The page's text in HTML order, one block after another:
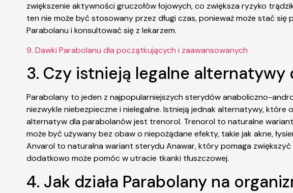
zwiększenie aktywności gruczołów łojowych, co zwiększa ryzyko
ten nie może być stosowany przez długi czas, ponieważ może stać
Parabolanu i konsultować się z lekarzem.
9. Dawki Parabolanu dla początkujących i zaawansowanych
3. Czy istnieją legalne alternatywy
Parabolany to jeden z najpopularniejszych sterydów anaboliczno-
niezwykle niebezpieczne i nielegalne. Istnieją jednak alternatywy,
alternatyw dla parabolanów jest trenorol. Trenorol to naturalne
może być używany bez obaw o niepożądane efekty, takie jak akne,
Anvarol to naturalna wariant sterydu Anawar, który pomaga
dodatkowo może pomóc w utracie tkanki tłuszczowej.
4. Jak działa Parabolany na